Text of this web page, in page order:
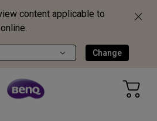
content applicable to
Change